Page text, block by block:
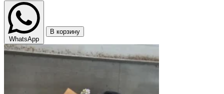
WhatsApp
В корзину